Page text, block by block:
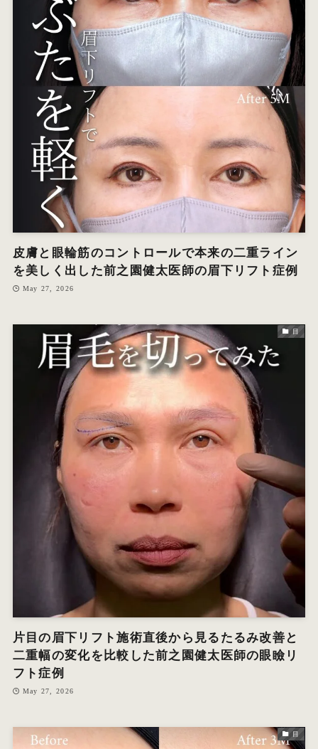
皮膚と眼輪筋のコントロールで本来の二重ライン
を美しく出した前之園健太医師の眉下リフト症例
May 27, 2026
目
片目の眉下リフト施術直後から見るたるみ改善と
二重幅の変化を比較した前之園健太医師の眼瞼リ
フト症例
May 27, 2026
目